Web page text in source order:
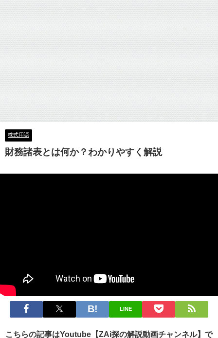
株式用語
財務諸表とは何か？わかりやすく解説
LINE
こちらの記事はYoutube【ZAi探の解説動画チャンネル】で